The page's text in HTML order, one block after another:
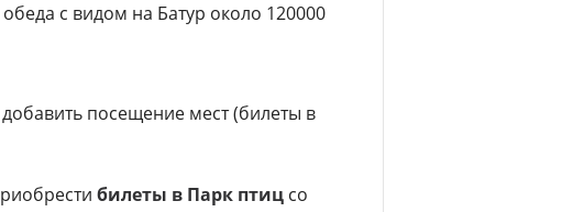
с видом на Батур около 120000
посещение мест (билеты в
билеты в Парк птиц со